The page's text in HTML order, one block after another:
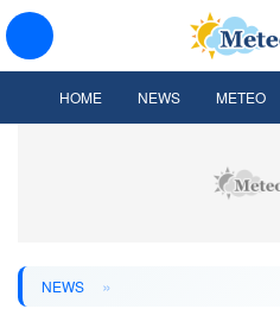
HOME NEWS METEO
NEWS »